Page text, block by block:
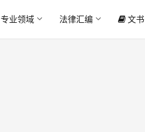
专业领域 法律汇编 文书